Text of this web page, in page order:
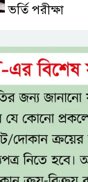
ভর্তি পরীক্ষা
৫ শতাংশ মজুরি
নতুন মজুরি বোর্ড
শ্রমিক
টাঙ্গাইল জেলা
২৩ লাখ টাকার
চেক বিতরণ